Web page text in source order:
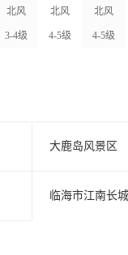
北风
3-4级
北风
4-5级
北风
4-5级
大鹿岛风景区